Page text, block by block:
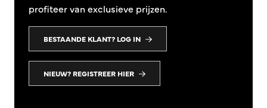
profiteer van exclusieve prijzen.
BESTAANDE KLANT? LOG IN
NIEUW? REGISTREER HIER